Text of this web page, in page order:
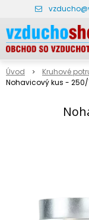
Úvod Kruhové
Nohavicový kus - 250/